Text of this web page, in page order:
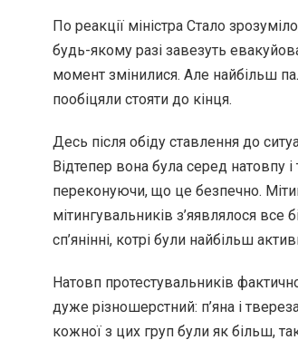
По реакції міністра Стало
будь-якому разі завезуть
момент змінилися. Але найбільш
пообіцяли стояти до кінця.
Десь після обіду ставлення до
Відтепер вона була серед натовпу
переконуючи, що це безпечно.
мітингувальників з’яявлялося
сп’янінні, котрі були найбільш
Натовп протестувальників
дуже різношерстний: п’яна і
кожної з цих груп були як більш,